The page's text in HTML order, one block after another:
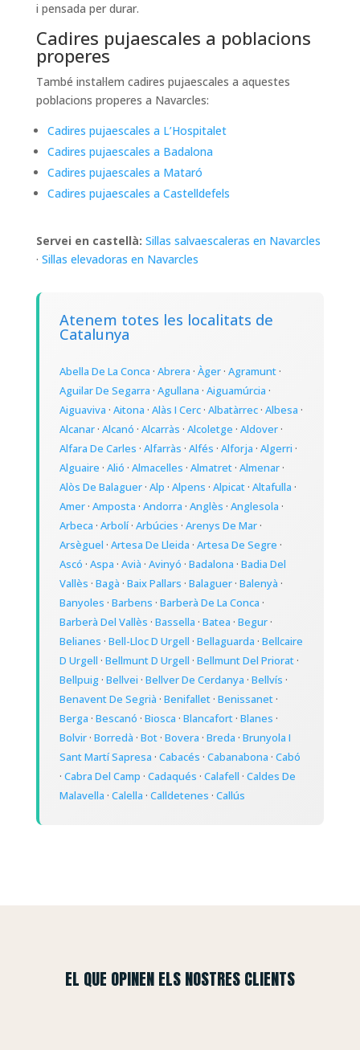
i pensada per durar.
Cadires pujaescales a poblacions
properes
També instal·lem cadires pujaescales a aquestes
poblacions properes a Navarcles:
Cadires pujaescales a L’Hospitalet
Cadires pujaescales a Badalona
Cadires pujaescales a Mataró
Cadires pujaescales a Castelldefels
Servei en castellà: Sillas salvaescaleras en Navarcles
· Sillas elevadoras en Navarcles
Atenem totes les localitats de
Catalunya
Abella De La Conca · Abrera · Àger· Agramunt·
Aguilar De Segarra · Agullana · Aiguamúrcia ·
Aiguaviva · Aitona · Alàs I Cerc· Albatàrrec· Albesa ·
Alcanar· Alcanó · Alcarràs · Alcoletge · Aldover·
Alfara De Carles · Alfarràs · Alfés · Alforja · Algerri ·
Alguaire · Alió · Almacelles · Almatret· Almenar·
Alòs De Balaguer· Alp · Alpens · Alpicat· Altafulla ·
Amer· Amposta · Andorra · Anglès · Anglesola ·
Arbeca · Arbolí· Arbúcies · Arenys De Mar·
Arsèguel · Artesa De Lleida · Artesa De Segre ·
Ascó · Aspa · Avià · Avinyó · Badalona · Badia Del
Vallès · Bagà · Baix Pallars · Balaguer· Balenyà ·
Banyoles · Barbens · Barberà De La Conca ·
Barberà Del Vallès · Bassella · Batea · Begur·
Belianes · Bell-Lloc D Urgell · Bellaguarda · Bellcaire
D Urgell · Bellmunt D Urgell · Bellmunt Del Priorat·
Bellpuig· Bellvei · Bellver De Cerdanya · Bellvís ·
Benavent De Segrià · Benifallet· Benissanet·
Berga · Bescanó · Biosca · Blancafort· Blanes ·
Bolvir· Borredà · Bot· Bovera · Breda · Brunyola I
Sant Martí Sapresa · Cabacés · Cabanabona · Cabó
· Cabra Del Camp · Cadaqués · Calafell · Caldes De
Malavella · Calella · Calldetenes · Callús
EL QUE OPINEN ELS NOSTRES CLIENTS